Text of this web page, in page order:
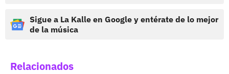
Sigue a La Kalle en Google y entérate de lo mejor
de la música
Relacionados